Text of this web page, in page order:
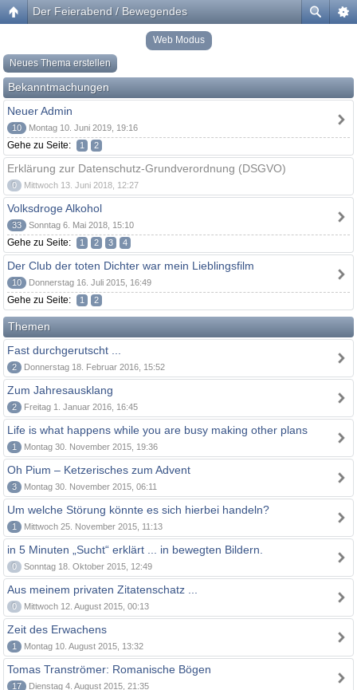
Der Feierabend / Bewegendes
Web Modus
Neues Thema erstellen
Bekanntmachungen
Neuer Admin
10 Montag 10. Juni 2019, 19:16
Gehe zu Seite: 1 2
Erklärung zur Datenschutz-Grundverordnung (DSGVO)
0 Mittwoch 13. Juni 2018, 12:27
Volksdroge Alkohol
33 Sonntag 6. Mai 2018, 15:10
Gehe zu Seite: 1 2 3 4
Der Club der toten Dichter war mein Lieblingsfilm
10 Donnerstag 16. Juli 2015, 16:49
Gehe zu Seite: 1 2
Themen
Fast durchgerutscht ...
2 Donnerstag 18. Februar 2016, 15:52
Zum Jahresausklang
2 Freitag 1. Januar 2016, 16:45
Life is what happens while you are busy making other plans
1 Montag 30. November 2015, 19:36
Oh Pium – Ketzerisches zum Advent
3 Montag 30. November 2015, 06:11
Um welche Störung könnte es sich hierbei handeln?
1 Mittwoch 25. November 2015, 11:13
in 5 Minuten „Sucht“ erklärt ... in bewegten Bildern.
0 Sonntag 18. Oktober 2015, 12:49
Aus meinem privaten Zitatenschatz ...
0 Mittwoch 12. August 2015, 00:13
Zeit des Erwachens
1 Montag 10. August 2015, 13:32
Tomas Tranströmer: Romanische Bögen
17 Dienstag 4. August 2015, 21:35